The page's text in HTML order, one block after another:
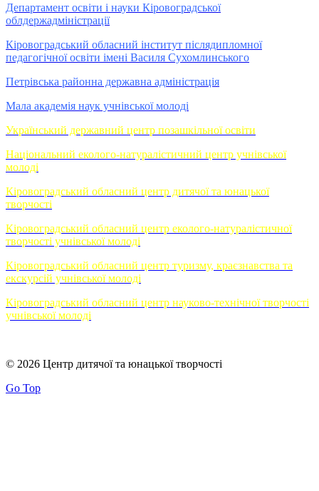
Департамент освіти і науки Кіровоградської
облдержадміністрації
Кіровоградський обласний інститут післядипломної
педагогічної освіти імені Василя Сухомлинського
Петрівська районна державна адміністрація
Мала академія наук учнівської молоді
Український державний центр позашкільної освіти
Національний еколого-натуралістичний центр учнівської
молоді
Кіровоградський обласний центр дитячої та юнацької
творчості
Кіровоградський обласний центр еколого-натуралістичної
творчості учнівської молоді
Кіровоградський обласний центр туризму, краєзнавства та
екскурсій учнівської молоді
Кіровоградський обласний центр науково-технічної творчості
учнівської молоді
© 2026 Центр дитячої та юнацької творчості
Go Top